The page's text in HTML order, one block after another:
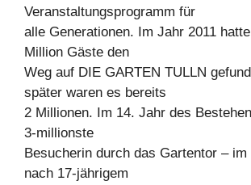
Veranstaltungsprogramm für
alle Generationen. Im Jahr 2011
Million Gäste den
Weg auf DIE GARTEN TULLN
später waren es bereits
2 Millionen. Im 14. Jahr des
3-millionste
Besucherin durch das Gartentor – im
nach 17-jährigem